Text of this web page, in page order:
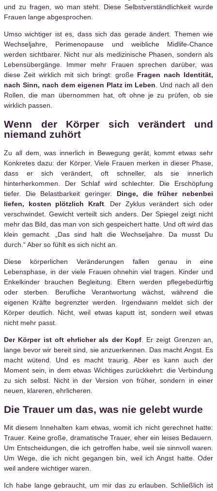
und zu fragen, wo man steht. Diese Selbstverständlichkeit wurde
Frauen lange abgesprochen.
Umso wichtiger ist es, dass sich das gerade ändert. Themen wie
Wechseljahre, Perimenopause und weibliche Midlife-Chance
werden sichtbarer. Nicht nur als medizinische Phasen, sondern als
Lebensübergänge. Immer mehr Frauen sprechen darüber, was
diese Zeit wirklich mit sich bringt: große Fragen nach Identität,
nach Sinn, nach dem eigenen Platz im Leben . Und nach all den
Rollen, die man übernommen hat, oft ohne je zu prüfen, ob sie
wirklich passen.
Wenn der Körper sich verändert und
niemand zuhört
Zu all dem, was innerlich in Bewegung gerät, kommt etwas sehr
Konkretes dazu: der Körper. Viele Frauen merken in dieser Phase,
dass er sich verändert, oft schneller, als sie innerlich
hinterherkommen. Der Schlaf wird schlechter. Die Erschöpfung
tiefer. Die Belastbarkeit geringer. Dinge, die früher nebenbei
liefen, kosten plötzlich Kraft. Der Zyklus verändert sich oder
verschwindet. Gewicht verteilt sich anders. Der Spiegel zeigt nicht
mehr das Bild, das man von sich gespeichert hatte. Und oft wird das
klein gemacht. „Das sind halt die Wechseljahre. Da musst Du
durch.“ Aber so fühlt es sich nicht an.
Diese körperlichen Veränderungen fallen genau in eine
Lebensphase, in der viele Frauen ohnehin viel tragen. Kinder und
Enkelkinder brauchen Begleitung. Eltern werden pflegebedürftig
oder sterben. Berufliche Verantwortung wächst, während die
eigenen Kräfte begrenzter werden. Irgendwann meldet sich der
Körper deutlich. Nicht, weil etwas kaputt ist, sondern weil etwas
nicht mehr passt.
Der Körper ist oft ehrlicher als der Kopf. Er zeigt Grenzen an,
lange bevor wir bereit sind, sie anzuerkennen. Das macht Angst. Es
macht wütend. Und es macht traurig. Aber es kann auch der
Moment sein, in dem etwas Wichtiges zurückkehrt: die Verbindung
zu sich selbst. Nicht in der Version von früher, sondern in einer
neuen, klareren, ehrlicheren.
Die Trauer um das, was nie gelebt wurde
Mit diesem Innehalten kam etwas, womit ich nicht gerechnet hatte:
Trauer. Keine große, dramatische Trauer, eher ein leises Bedauern.
Um Entscheidungen, die ich getroffen habe, weil sie sinnvoll waren.
Um Wege, die ich nicht gegangen bin, weil ich Angst hatte. Oder
weil andere wichtiger waren.
Ich habe lange gebraucht, um mir das zu erlauben. Schließlich ist